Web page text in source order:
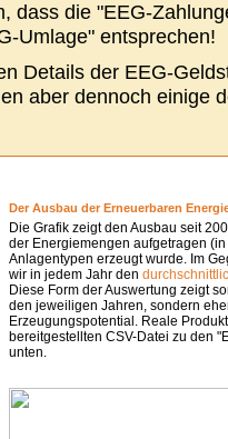
dass die "EEG-
Umlage" entsprechen!
Details der EEG-
aber dennoch einige
Der Ausbau der Erneuerbaren
Die Grafik zeigt den Ausbau seit
der Energiemengen aufgetragen
Anlagentypen erzeugt wurde. Im
wir in jedem Jahr den
Diese Form der Auswertung zeigt
den jeweiligen Jahren, sondern
Erzeugungspotential. Reale
bereitgestellten CSV-Datei zu den
unten.